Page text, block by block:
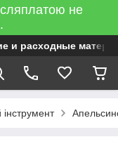
не
и расходные